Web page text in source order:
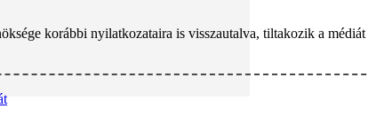
korábbi nyilatkozataira is visszautalva, tiltakozik a